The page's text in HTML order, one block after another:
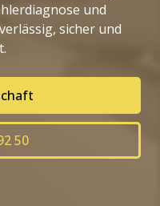
und
sicher und
50